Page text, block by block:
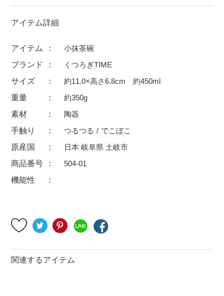
箸・カトラリー
置物
価格
500円未満
500円～ 600円～
1,500円〜 2,000円〜
5,000円～9,999円
特集
カラー
アイテム詳細
アイテム
小抹茶碗
ブランド
くつろぎTIME
サイズ
約11.0×高さ6.8cm 約450ml
重量
約350g
素材
陶器
手触り
つるつる
でこぼこ
原産国
日本 岐阜県 土岐市
商品番号
504-01
機能性
関連するアイテム